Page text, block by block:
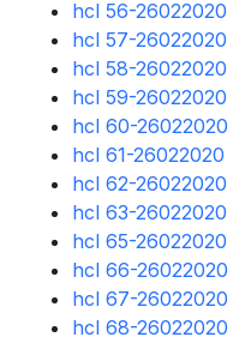
hcl 56-26022020
hcl 57-26022020
hcl 58-26022020
hcl 59-26022020
hcl 60-26022020
hcl 61-26022020
hcl 62-26022020
hcl 63-26022020
hcl 65-26022020
hcl 66-26022020
hcl 67-26022020
hcl 68-26022020